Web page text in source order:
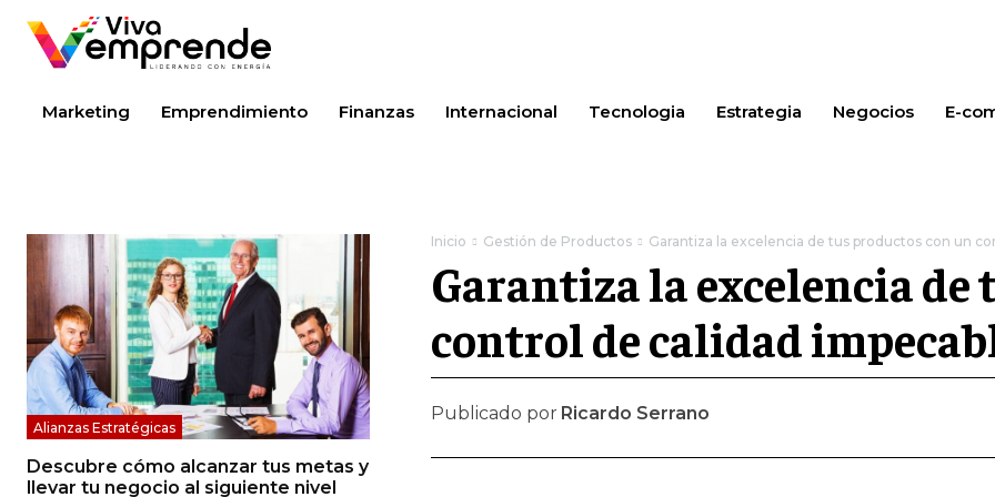
Marketing Emprendimiento Finanzas Internacional Tecnologia Estrategia Negocios E-
Alianzas Estratégicas
Descubre cómo alcanzar tus metas y
llevar tu negocio al siguiente nivel
Inicio Gestión de Productos Garantiza la excelencia de tus productos con un
Garantiza la excelencia
control de calidad
Publicado por Ricardo Serrano